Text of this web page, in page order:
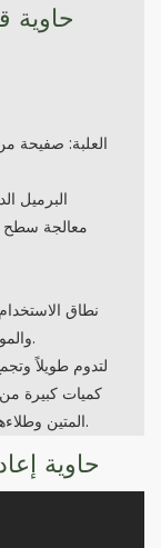
حاوية
البرميل
معالجة سطح
نطاق
والمواقع ذات المناظر الخلابة والمدارس وشوارع المدينة.
كميات كبيرة من
المتين وطلاءها المقاوم للصدأ أداءً موثوقًا به في البيئات الخارجية.
حاوية